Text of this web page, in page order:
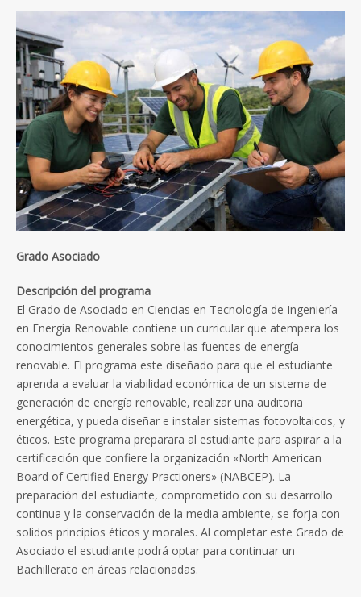
Grado Asociado
Descripción del programa
El Grado de Asociado en Ciencias en Tecnología de Ingeniería
en Energía Renovable contiene un curricular que atempera los
conocimientos generales sobre las fuentes de energía
renovable. El programa este diseñado para que el estudiante
aprenda a evaluar la viabilidad económica de un sistema de
generación de energía renovable, realizar una auditoria
energética, y pueda diseñar e instalar sistemas fotovoltaicos, y
éticos. Este programa preparara al estudiante para aspirar a la
certificación que confiere la organización «North American
Board of Certified Energy Practioners» (NABCEP). La
preparación del estudiante, comprometido con su desarrollo
continua y la conservación de la media ambiente, se forja con
solidos principios éticos y morales. Al completar este Grado de
Asociado el estudiante podrá optar para continuar un
Bachillerato en áreas relacionadas.